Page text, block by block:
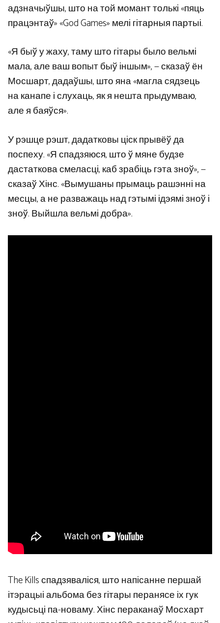
адзначыўшы, што на той момант толькі «пяць
працэнтаў» «God Games» мелі гітарныя партыі.
«Я быў у жаху, таму што гітары было вельмі
мала, але ваш вопыт быў іншым», — сказаў ён
Мосшарт, дадаўшы, што яна «магла сядзець
на канапе і слухаць, як я нешта прыдумваю,
але я баяўся».
У рэшце рэшт, дадатковы ціск прывёў да
поспеху. «Я спадзяюся, што ў мяне будзе
дастаткова смеласці, каб зрабіць гэта зноў», —
сказаў Хінс. «Вымушаны прымаць рашэнні на
месцы, а не разважаць над гэтымі ідэямі зноў і
зноў. Выйшла вельмі добра».
The Kills спадзяваліся, што напісанне першай
ітэрацыі альбома без гітары перанясе іх гук
кудысьці па-новаму. Хінс пераканаў Мосхарт